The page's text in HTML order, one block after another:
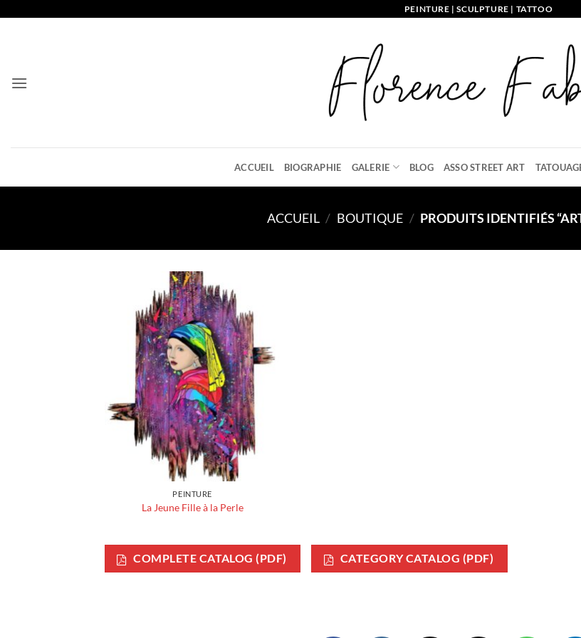
PEINTURE | SCULPTURE | TATTOO
ACCUEIL BIOGRAPHIE GALERIE BLOG ASSO STREET ART
ACCUEIL / BOUTIQUE / PRODUITS IDENTIFIÉS
PEINTURE
La Jeune Fille à la Perle
COMPLETE CATALOG (PDF) CATEGORY CATALOG (PDF)